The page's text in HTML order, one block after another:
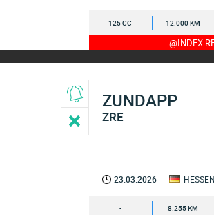
125 CC 12.000 KM
ZUNDAPP
ZRE
23.03.2026 HESSEN
- 8.255 KM